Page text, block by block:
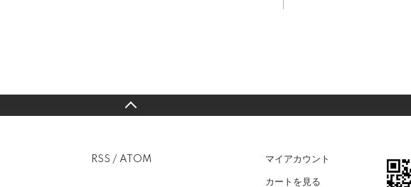
RSS / ATOM マイアカウント
カートを見る